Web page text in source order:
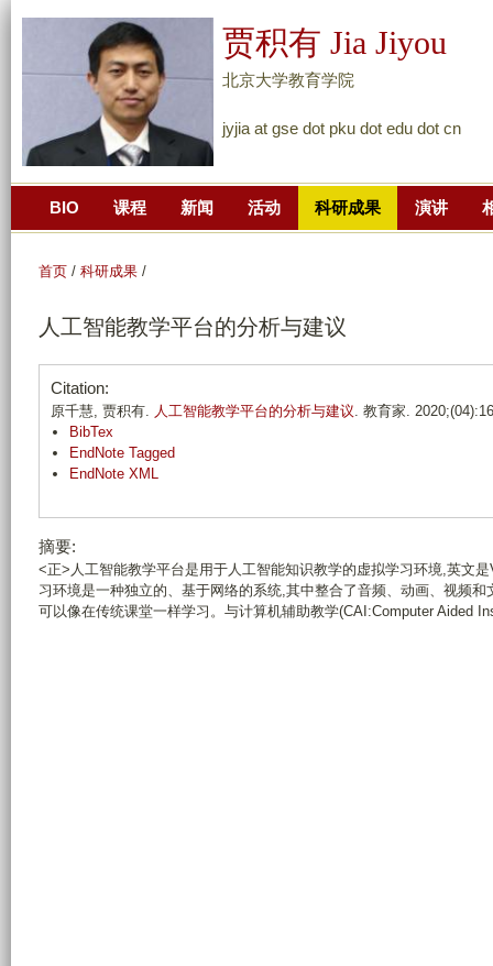
主
贾积有 Jia Jiyou
北京大学教育学院
jyjia at gse dot pku dot edu dot cn
BIO 课程 新闻 活动 科研成果 演讲
首页 / 科研成果 /
人工智能教学平台的分析与建议
Citation:
原千慧, 贾积有. 人工智能教学平台的分析与建议. 教育家.
BibTex
EndNote Tagged
EndNote XML
摘要:
<正>人工智能教学平台是用于人工智能知识教学的虚拟学习环境,英文
习环境是一种独立的、基于网络的系统,其中整合了音频、动画、视频
可以像在传统课堂一样学习。与计算机辅助教学(CAI:Computer Aided